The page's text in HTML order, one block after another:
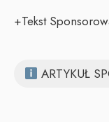
+Tekst
ARTYKUŁ